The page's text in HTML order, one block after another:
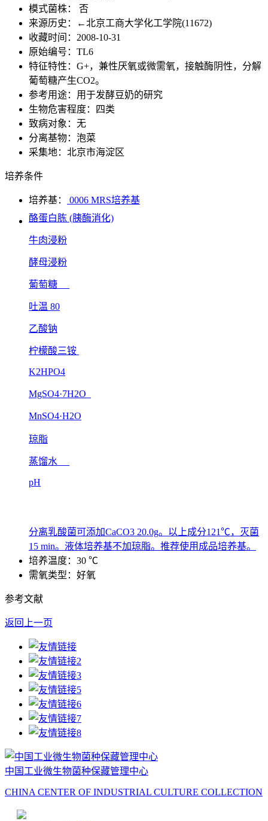
模式菌株： 否
来源历史：←北京工商大学化工学院(11672)
收藏时间：2008-10-31
原始编号：TL6
特征特性：G+，兼性厌氧或微需氧，接触酶阴性，分解
葡萄糖产生CO2。
参考用途：用于发酵豆奶的研究
生物危害程度：四类
致病对象：无
分离基物：泡菜
采集地：北京市海淀区
培养条件
培养基：
0006 MRS培养基
酪蛋白胨 (胰酶消化)
牛肉浸粉
酵母浸粉
葡萄糖
吐温 80
乙酸钠
柠檬酸三铵
K2HPO4
MgSO4·7H2O
MnSO4·H2O
琼脂
蒸馏水
pH
分离乳酸菌可添加CaCO3 20.0g。以上成分121℃，灭菌
15 min。液体培养基不加琼脂。推荐使用成品培养基。
培养温度：30 ℃
需氧类型：好氧
参考文献
返回上一页
中国工业微生物菌种保藏管理中心
CHINA CENTER OF INDUSTRIAL CULTURE COLLECTION